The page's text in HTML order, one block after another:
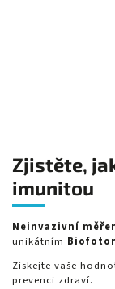
Zjistěte,
imunitou
Neinvazivní
unikátním
Získejte vaše
prevenci zdraví.